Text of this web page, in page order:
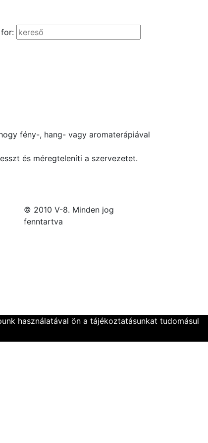
fény-, hang- vagy aromaterápiával
és méregteleníti a szervezetet.
© 2010 V-8. Minden jog
fenntartva
használatával ön a tájékoztatásunkat tudomásul